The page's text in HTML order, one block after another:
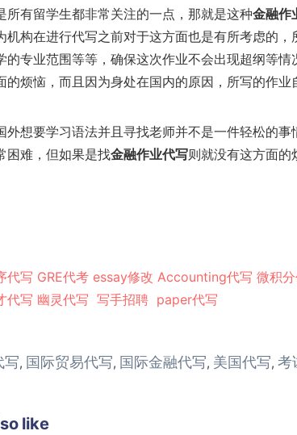
所有留学生都非常关注的一点，那就是这种金融作
机构在进行代写之前对于这方面也是有所考虑的
的专业范围等等，确保这次作业不会出现超纲等
的烦恼，而且因为身处在国内的原因，所写的作业
外想要学习语法并且寻找老师并不是一件轻松的
困难，但如果是找金融作业代写则就没有这方面
代写 GRE代考 essay修改 Accounting代写 微积
代写 幽灵代写 写手招聘 paper代写
写, 国际贸易代写, 国际金融代写, 美国代写, 考
like